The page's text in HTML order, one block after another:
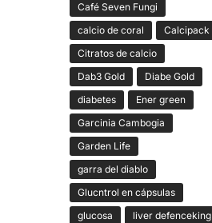
Café Seven Fungi
calcio de coral
Calcipack
Citratos de calcio
Dab3 Gold
Diabe Gold
diabetes
Ener green
Garcinia Cambogia
Garden Life
garra del diablo
Glucntrol en cápsulas
glucosa
liver defenceking